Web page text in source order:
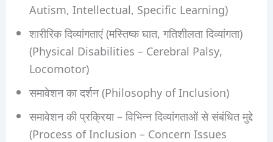
Autism, Intellectual, Specific Learning)
शारीरिक दिव्यांगताएं (मस्तिष्क घात, गतिशीलता दिव्यांगता)
(Physical Disabilities – Cerebral Palsy,
Locomotor)
समावेशन का दर्शन (Philosophy of Inclusion)
समावेशन की प्रक्रिया – विभिन्न दिव्यांगताओं से संबंधित मुद्दे
(Process of Inclusion – Concern Issues